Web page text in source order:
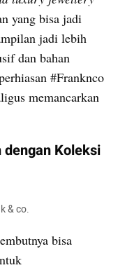
yang bisa jadi
dan bahan
#Franknco
memancarkan
Koleksi
& co.
bisa